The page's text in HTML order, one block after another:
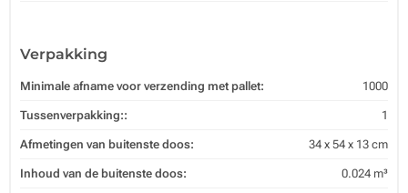
Verpakking
Minimale afname voor verzending met pallet: 1000
Tussenverpakking:: 1
Afmetingen van buitenste doos: 34 x 54 x 13 cm
Inhoud van de buitenste doos: 0.024 m³